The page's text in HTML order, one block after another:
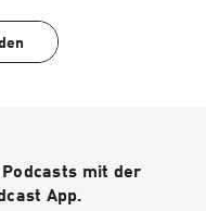
mit der
App.